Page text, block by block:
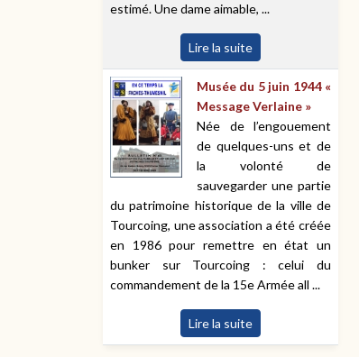
estimé. Une dame aimable, ...
Lire la suite
Musée du 5 juin 1944 «
Message Verlaine »
Née de l’engouement
de quelques-uns et de
la volonté de
sauvegarder une partie
du patrimoine historique de la ville de
Tourcoing, une association a été créée
en 1986 pour remettre en état un
bunker sur Tourcoing : celui du
commandement de la 15e Armée all ...
Lire la suite